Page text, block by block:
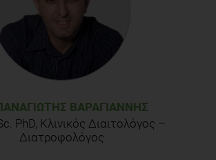
ΒΑΡΑΓΙΆΝΝΗΣ
PhD, Κλινικός Διαιτολόγος –
Διατροφολόγος